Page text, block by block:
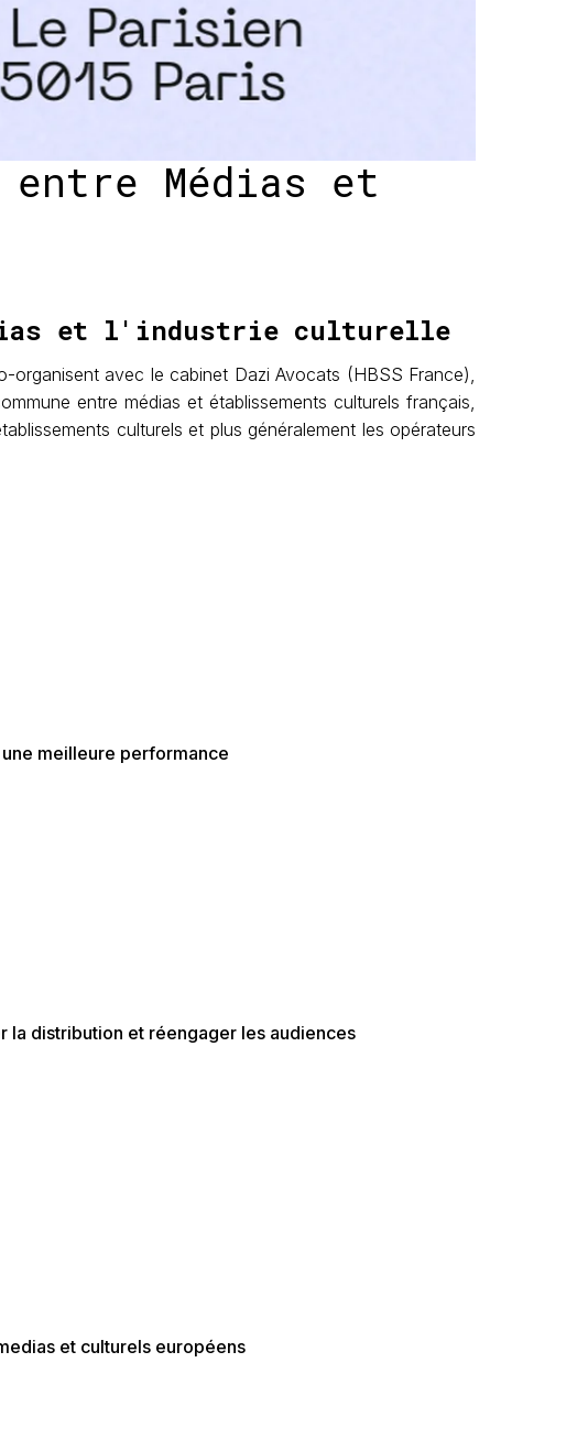
Médias et
et l'industrie culturelle
organisent avec le cabinet Dazi Avocats (HBSS France),
entre médias et établissements culturels français,
culturels et plus généralement les opérateurs
meilleure performance
distribution et réengager les audiences
et culturels européens